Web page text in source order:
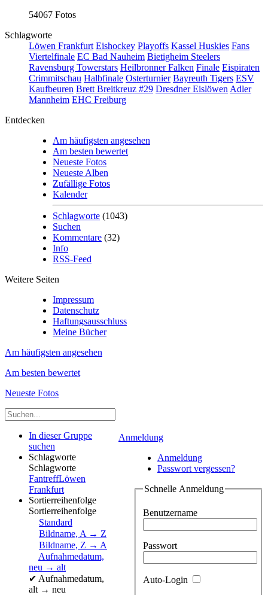
54067 Fotos
Schlagworte
Löwen Frankfurt Eishockey Playoffs Kassel Huskies Fans
Viertelfinale EC Bad Nauheim Bietigheim Steelers
Ravensburg Towerstars Heilbronner Falken Finale Eispiraten
Crimmitschau Halbfinale Osterturnier Bayreuth Tigers ESV
Kaufbeuren Brett Breitkreuz #29 Dresdner Eislöwen Adler
Mannheim EHC Freiburg
Entdecken
Am häufigsten angesehen
Am besten bewertet
Neueste Fotos
Neueste Alben
Zufällige Fotos
Kalender
Schlagworte (1043)
Suchen
Kommentare (32)
Info
RSS-Feed
Weitere Seiten
Impressum
Datenschutz
Haftungsausschluss
Meine Bücher
Am häufigsten angesehen
Am besten bewertet
Neueste Fotos
Anmeldung
Anmeldung
Passwort vergessen?
Schnelle Anmeldung
Benutzername
Passwort
Auto-Login
In dieser Gruppe
suchen
Schlagworte
Schlagworte
FantreffLöwen
Frankfurt
Sortierreihenfolge
Sortierreihenfolge
Standard
Bildname, A → Z
Bildname, Z → A
Aufnahmedatum,
neu → alt
✔ Aufnahmedatum,
alt → neu